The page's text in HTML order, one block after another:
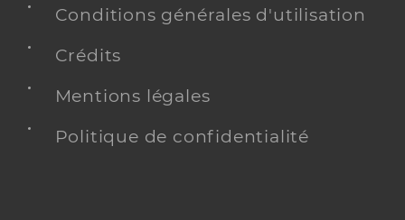
Conditions générales d'utilisation
Crédits
Mentions légales
Politique de confidentialité